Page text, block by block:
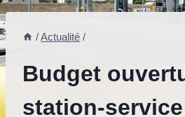
/Actualité /
Budget
station-